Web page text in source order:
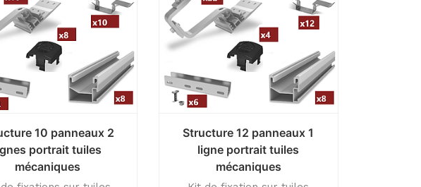
10 panneaux 2
portrait tuiles
mécaniques
Structure 12 panneaux 1
ligne portrait tuiles
mécaniques